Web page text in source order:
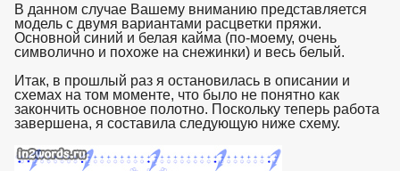
В данном случае Вашему вниманию представляется
модель с двумя вариантами расцветки пряжи.
Основной синий и белая кайма (по-моему, очень
символично и похоже на снежинки) и весь белый.
Итак, в прошлый раз я остановилась в описании и
схемах на том моменте, что было не понятно как
закончить основное полотно. Поскольку теперь работа
завершена, я составила следующую ниже схему.